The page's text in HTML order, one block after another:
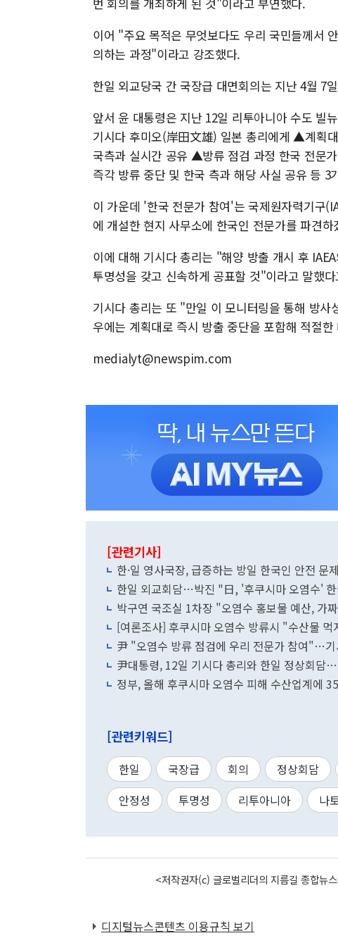
이어 "주요 목적은 무엇보다도 우리 국민들께서
의하는 과정"이라고 강조했다.
한일 외교당국 간 국장급 대면회의는 지난 4월 7
앞서 윤 대통령은 지난 12일 리투아니아 수도 빌
기시다 후미오(岸田文雄) 일본 총리에게 ▲계획
국측과 실시간 공유 ▲방류 점검 과정 한국 전문
즉각 방류 중단 및 한국 측과 해당 사실 공유 등 3
이 가운데 '한국 전문가 참여'는 국제원자력기구
에 개설한 현지 사무소에 한국인 전문가를 파견하
이에 대해 기시다 총리는 "해양 방출 개시 후
투명성을 갖고 신속하게 공표할 것"이라고 말했
기시다 총리는 또 "만일 이 모니터링을 통해 방
우에는 계획대로 즉시 방출 중단을 포함해 적절
medialyt@newspim.com
[관련기사]
한·일 영사국장, 급증하는 방일 한국인 안전 문
한일 외교회담…박진 "日, '후쿠시마 오염수'
박구연 국조실 1차장 "오염수 홍보물 예산, 가
[여론조사] 후쿠시마 오염수 방류시 "수산물
尹 "오염수 방류 점검에 우리 전문가 참여"…
尹대통령, 12일 기시다 총리와 한일 정상회담
정부, 올해 후쿠시마 오염수 피해 수산업계에
[관련키워드]
한일 국장급 회의 정상회담
안정성
투명성 리투아니아 나
<저작권자(c) 글로벌리더의 지름길 종합
디지털뉴스콘텐츠 이용규칙 보기